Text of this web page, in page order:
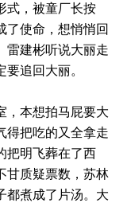
式，被童厂长按
了使命，想悄悄回
雷建彬听说大丽走
追回大丽。
本想拍马屁要大
得把吃的又全拿走
把明飞葬在了西
甘质疑票数，苏林
都煮成了片汤。大